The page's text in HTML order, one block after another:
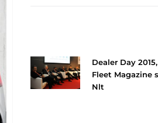
Dealer Day
Fleet Magazine
Nlt